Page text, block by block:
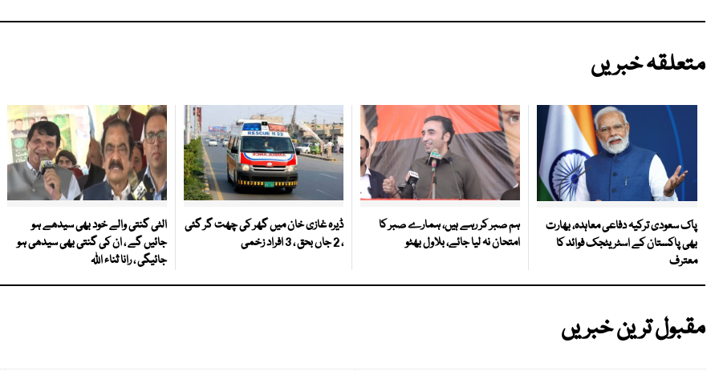
متعلقہ خبریں
پاک سعودی ترکیہ دفاعی معاہدہ، بھارت
بھی پاکستان کے اسٹریٹجک فوائد کا
معترف
ہم صبر کر رہے ہیں، ہمارے صبر کا
امتحان نہ لیا جائے، بلاول بھٹو
ڈیرہ غازی خان میں گھر کی چھت گر گئی
، 2 جاں بحق ، 3 افراد زخمی
الٹی گنتی والے خود بھی سیدھے ہو
جائیں گے ، ان کی گنتی بھی سیدھی ہو
جائیگی ، رانا ثناء اللہ
مقبول ترین خبریں